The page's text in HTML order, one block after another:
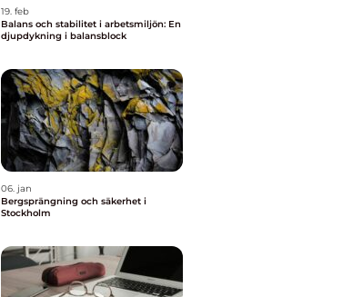
19. feb
Balans och stabilitet i arbetsmiljön: En
djupdykning i balansblock
06. jan
Bergsprängning och säkerhet i
Stockholm